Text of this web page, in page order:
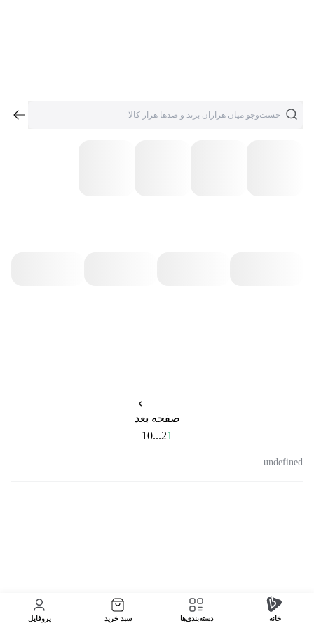
صفحه بعد
1
2
...
10
undefined
خانه دسته‌بندی‌‌ها سبد خرید پروفایل